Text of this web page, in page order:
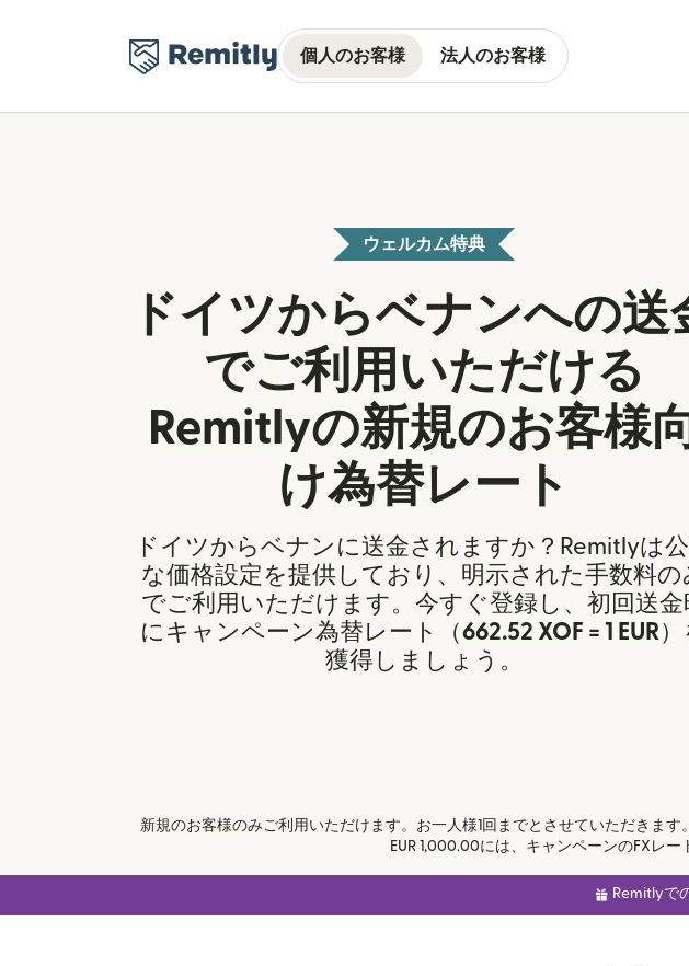
個人のお客様 法人のお客様
ウェルカム特典
ドイツからベナンへの送
でご利用いただける
Remitlyの新規のお客様
け為替レート
ドイツからベナンに送金されますか？Remitlyは
な価格設定を提供しており、明示された手数料の
でご利用いただけます。今すぐ登録し、初回送金
にキャンペーン為替レート（662.52 XOF = 1 EUR）
獲得しましょう。
新規のお客様のみご利用いただけます。お一人様1回までとさせていただきま
EUR 1,000.00には、キャンペーンのFXレ
Remitlyで